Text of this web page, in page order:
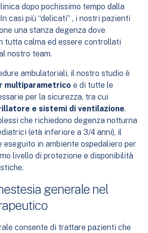
dopo pochissimo tempo dalla
casi più “delicati” , i nostri pazienti
una stanza degenza dove
tutta calma ed essere controllati
nostro team.
ambulatoriali, il nostro studio è
multiparametrico e di tutte le
per la sicurezza, tra cui
e sistemi di ventilazione.
che richiedono degenza notturna
(età inferiore a 3/4 anni), il
eseguito in ambiente ospedaliero per
livello di protezione e disponibilità
generale nel
consente di trattare pazienti che